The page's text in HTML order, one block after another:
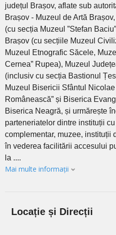
județul Brașov, aflate sub
Brașov - Muzeul de Artă
(cu secția Muzeul ”Stefan
Brașov (cu secțiile Muzeul
Muzeul Etnografic Săcele,
Cernea” Rupea), Muzeul
(inclusiv cu secția Bastionul
Muzeul Bisericii Sfântul Nicolae
Românească” și Biserica
Biserica Neagră, și urmărește
parteneriatelor dintre instituții
complementar, muzee, instituții
în vederea facilitării accesului
la ....
Mai multe informații
Locație și Direcții